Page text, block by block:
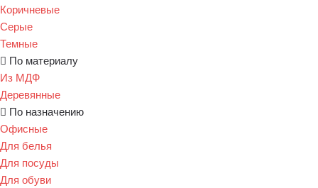
Коричневые
Серые
Темные
По материалу
Из МДФ
Деревянные
По назначению
Офисные
Для белья
Для посуды
Для обуви